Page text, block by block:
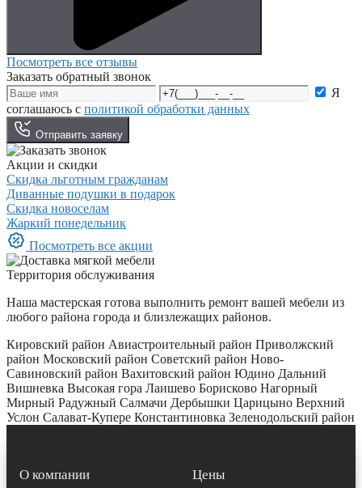
Посмотреть все отзывы
Заказать обратный звонок
Я
соглашаюсь с политикой обработки данных
Отправить заявку
Акции и скидки
Скидка льготным гражданам
Диванные подушки в подарок
Скидка новоселам
Жаркий понедельник
Посмотреть все акции
Территория обслуживания
Наша мастерская готова выполнить ремонт вашей мебели из
любого района города и близлежащих районов.
Кировский район Авиастроительный район Приволжский
район Московский район Советский район Ново-
Савиновский район Вахитовский район Юдино Дальний
Вишневка Высокая гора Лаишево Борисково Нагорный
Мирный Радужный Салмачи Дербышки Царицыно Верхний
Услон Салават-Купере Константиновка Зеленодольский район
О компании Цены